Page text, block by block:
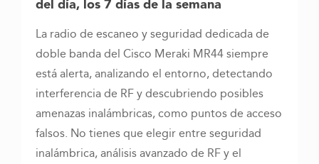
del día, los 7 días de la semana
La radio de escaneo y seguridad dedicada de
doble banda del Cisco Meraki MR44 siempre
está alerta, analizando el entorno, detectando
interferencia de RF y descubriendo posibles
amenazas inalámbricas, como puntos de acceso
falsos. No tienes que elegir entre seguridad
inalámbrica, análisis avanzado de RF y el